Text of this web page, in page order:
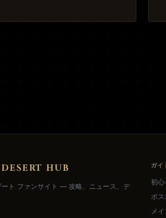
HUB
ート ファンサイト — 攻略、ニュース、デ
ガイ
初心
ボ
メ